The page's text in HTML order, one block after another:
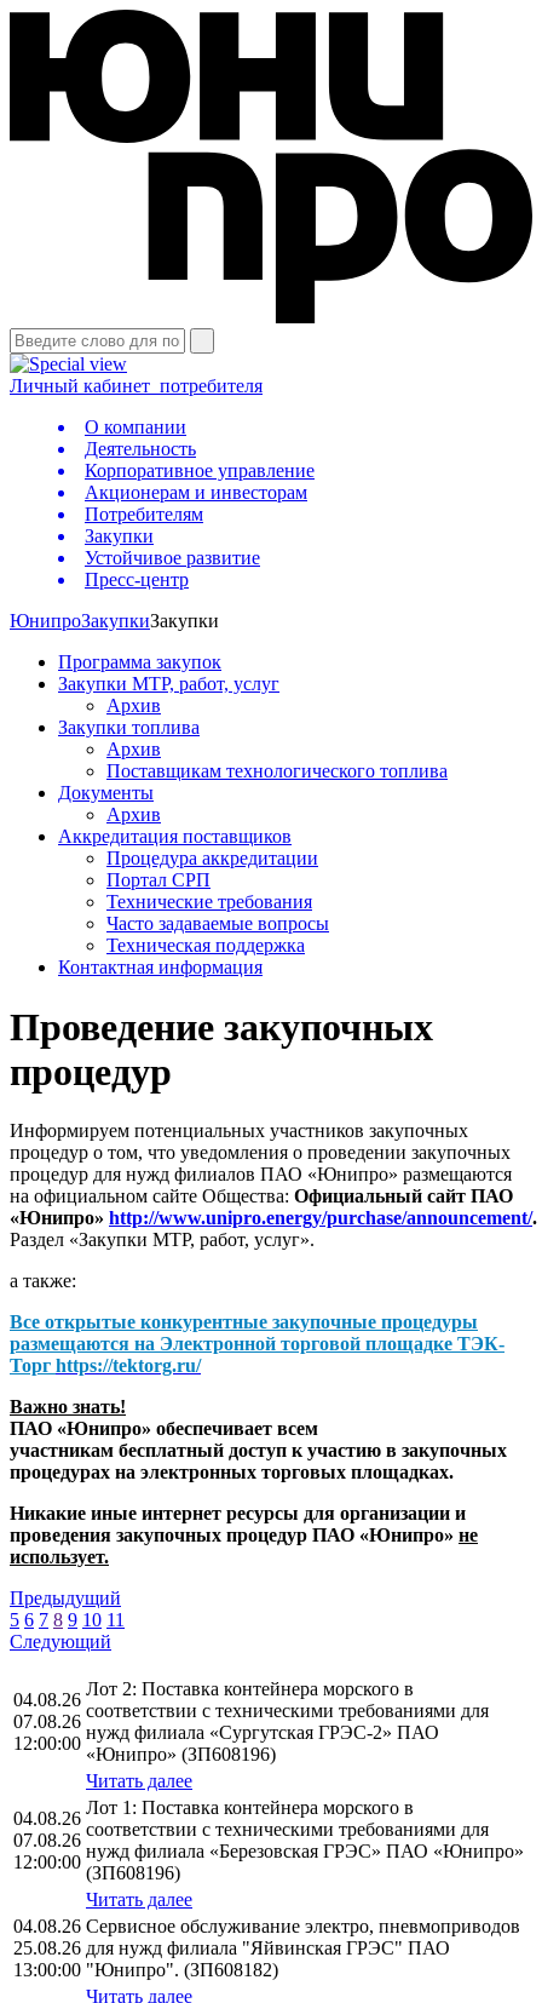
Личный кабинет потребителя
О компании
Деятельность
Корпоративное управление
Акционерам и инвесторам
Потребителям
Закупки
Устойчивое развитие
Пресс-центр
ЮнипроЗакупкиЗакупки
Программа закупок
Закупки МТР, работ, услуг
Архив
Закупки топлива
Архив
Поставщикам технологического топлива
Документы
Архив
Аккредитация поставщиков
Процедура аккредитации
Портал СРП
Технические требования
Часто задаваемые вопросы
Техническая поддержка
Контактная информация
Проведение закупочных
процедур
Информируем потенциальных участников закупочных
процедур о том, что уведомления о проведении закупочных
процедур для нужд филиалов ПАО «Юнипро» размещаются
на официальном сайте Общества: Официальный сайт ПАО
«Юнипро» http://www.unipro.energy/purchase/announcement/.
Раздел «Закупки МТР, работ, услуг».
а также:
Все открытые конкурентные закупочные процедуры
размещаются на Электронной торговой площадке ТЭК-
Торг https://tektorg.ru/
Важно знать!
ПАО «Юнипро» обеспечивает всем
участникам бесплатный доступ к участию в закупочных
процедурах на электронных торговых площадках.
Никакие иные интернет ресурсы для организации и
проведения закупочных процедур ПАО «Юнипро» не
использует.
Предыдущий
5 6 7 8 9 10 11
Следующий
04.08.26
07.08.26
12:00:00
Лот 2: Поставка контейнера морского в
соответствии с техническими требованиями для
нужд филиала «Сургутская ГРЭС-2» ПАО
«Юнипро» (ЗП608196)
Читать далее
04.08.26
07.08.26
12:00:00
Лот 1: Поставка контейнера морского в
соответствии с техническими требованиями для
нужд филиала «Березовская ГРЭС» ПАО «Юнипро»
(ЗП608196)
Читать далее
04.08.26
25.08.26
13:00:00
Сервисное обслуживание электро, пневмоприводов
для нужд филиала "Яйвинская ГРЭС" ПАО
"Юнипро". (ЗП608182)
Читать далее